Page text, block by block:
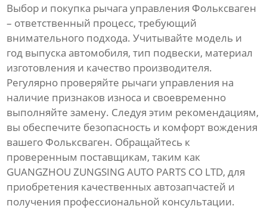
Выбор и покупка рычага управления Фольксваген
– ответственный процесс, требующий
внимательного подхода. Учитывайте модель и
год выпуска автомобиля, тип подвески, материал
изготовления и качество производителя.
Регулярно проверяйте рычаги управления на
наличие признаков износа и своевременно
выполняйте замену. Следуя этим рекомендациям,
вы обеспечите безопасность и комфорт вождения
вашего Фольксваген. Обращайтесь к
проверенным поставщикам, таким как
GUANGZHOU ZUNGSING AUTO PARTS CO LTD, для
приобретения качественных автозапчастей и
получения профессиональной консультации.